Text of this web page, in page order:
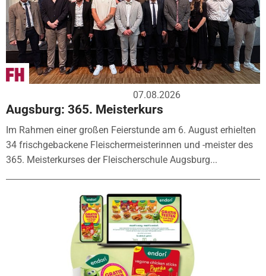
07.08.2026
Augsburg: 365. Meisterkurs
Im Rahmen einer großen Feierstunde am 6. August erhielten
34 frischgebackene Fleischermeisterinnen und -meister des
365. Meisterkurses der Fleischerschule Augsburg...